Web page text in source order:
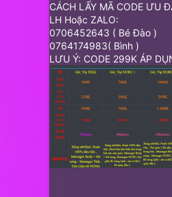
CÁCH LẤY MÃ CODE ƯU
LH Hoặc ZALO:
0706452643 ( Bé Đào )
0764174983( Bình )
LƯU Ý: CODE 299K ÁP